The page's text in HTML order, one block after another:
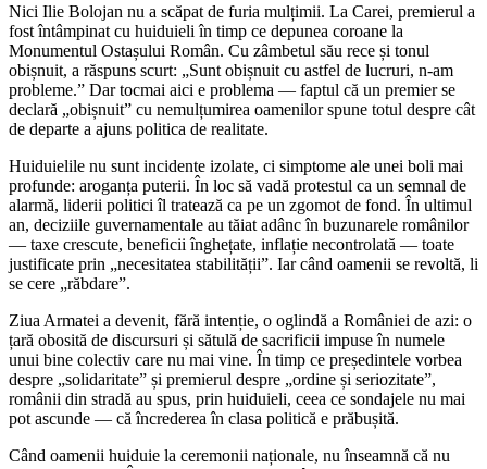
Nici Ilie Bolojan nu a scăpat de furia mulțimii. La Carei, premierul a
fost întâmpinat cu huiduieli în timp ce depunea coroane la
Monumentul Ostașului Român. Cu zâmbetul său rece și tonul
obișnuit, a răspuns scurt: „Sunt obișnuit cu astfel de lucruri, n-am
probleme.” Dar tocmai aici e problema — faptul că un premier se
declară „obișnuit” cu nemulțumirea oamenilor spune totul despre cât
de departe a ajuns politica de realitate.
Huiduielile nu sunt incidente izolate, ci simptome ale unei boli mai
profunde: aroganța puterii. În loc să vadă protestul ca un semnal de
alarmă, liderii politici îl tratează ca pe un zgomot de fond. În ultimul
an, deciziile guvernamentale au tăiat adânc în buzunarele românilor
— taxe crescute, beneficii înghețate, inflație necontrolată — toate
justificate prin „necesitatea stabilității”. Iar când oamenii se revoltă, li
se cere „răbdare”.
Ziua Armatei a devenit, fără intenție, o oglindă a României de azi: o
țară obosită de discursuri și sătulă de sacrificii impuse în numele
unui bine colectiv care nu mai vine. În timp ce președintele vorbea
despre „solidaritate” și premierul despre „ordine și seriozitate”,
românii din stradă au spus, prin huiduieli, ceea ce sondajele nu mai
pot ascunde — că încrederea în clasa politică e prăbușită.
Când oamenii huiduie la ceremonii naționale, nu înseamnă că nu